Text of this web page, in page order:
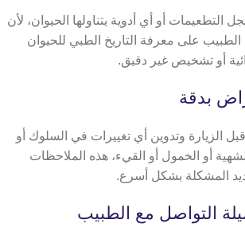
أو أي أدوية يتناولها الحيوان، لأن
على معرفة التاريخ الطبي للحيوان
أو تشخيص غير دقيق.
الزيارة وتدوين أي تغييرات في السلوك أو
أو الخمول أو القيء، هذه الملاحظات
المشكلة بشكل أسرع.